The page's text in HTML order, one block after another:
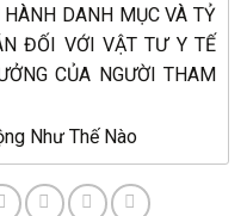
DANH MỤC VÀ TỶ
ĐỐI VỚI VẬT TƯ Y TẾ
CỦA NGƯỜI THAM
Như Thế Nào